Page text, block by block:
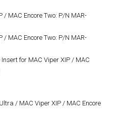
/ MAC Encore Two: P/N MAR-
/ MAC Encore Two: P/N MAR-
for MAC Viper XIP / MAC
/ MAC Viper XIP / MAC Encore